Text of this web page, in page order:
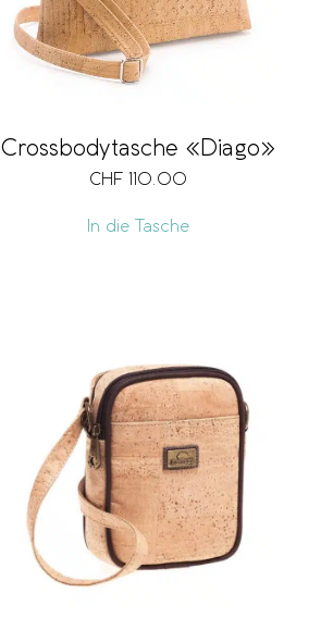
Crossbodytasche «Diago»
CHF 110.00
In die Tasche